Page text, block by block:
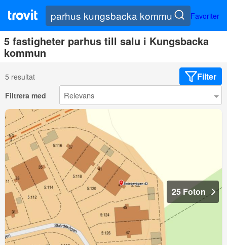
Favoriter
5 fastigheter parhus till salu i Kungsbacka
kommun
5 resultat Filter
Filtrera med
25 Foton